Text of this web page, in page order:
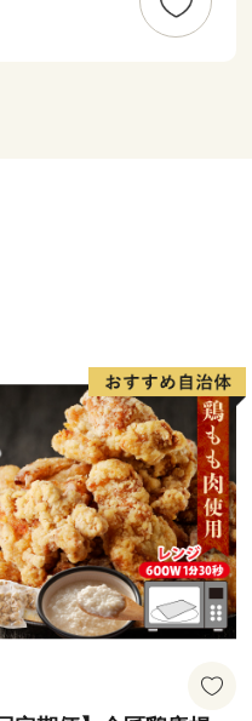
点として利用されて
します。
お問い合わせくださ